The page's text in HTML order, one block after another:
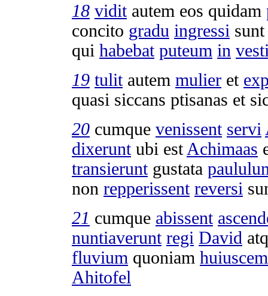
18 viditautem eos quidam
concito gradu ingressi
qui habebat puteum in
19 tulitautem mulier et
quasi siccans ptisanas et
20 cumque venissent servi
dixeruntubi est Achimaas
transierunt gustata
non repperissent reversi
21 cumque abissent
nuntiaverunt regi David
fluvium quoniam
Ahitofel